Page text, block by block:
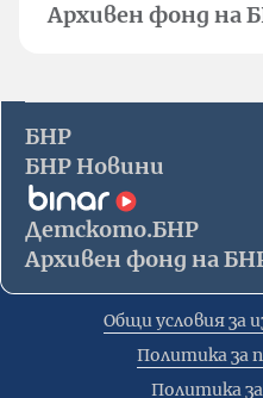
Архивен фонд на
БНР
БНР Новини
Детското.БНР
Архивен фонд на
Общи условия за
Политика за
Политика